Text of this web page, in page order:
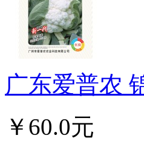
广东爱普农
￥60.0元